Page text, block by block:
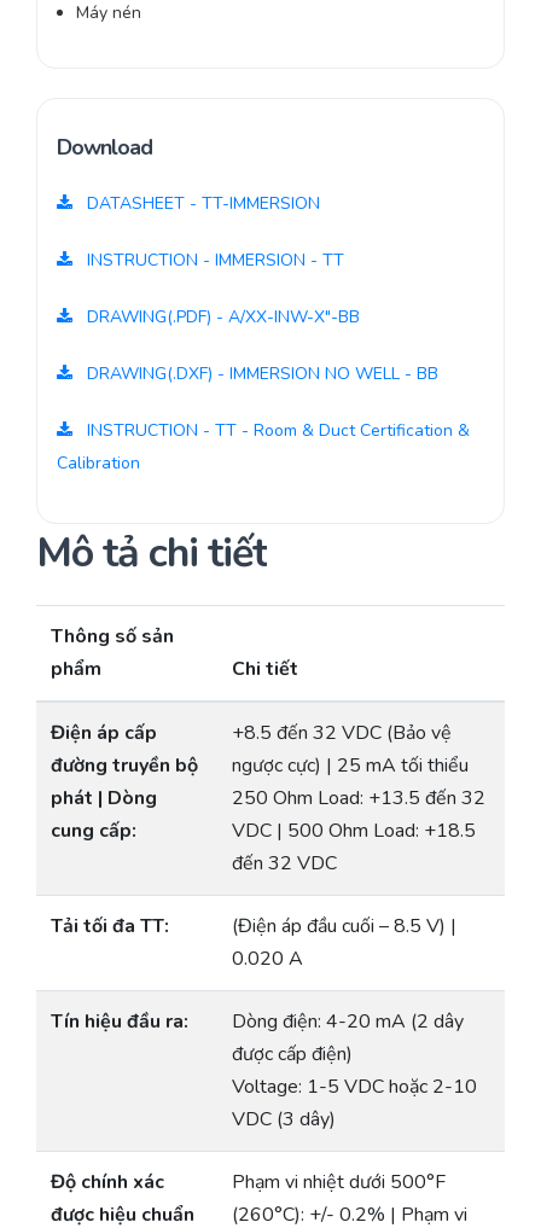
Máy nén
Download
DATASHEET - TT-IMMERSION
INSTRUCTION - IMMERSION - TT
DRAWING(.PDF) - A/XX-INW-X"-BB
DRAWING(.DXF) - IMMERSION NO WELL - BB
INSTRUCTION - TT - Room & Duct Certification &
Calibration
Mô tả chi tiết
Thông số sản
phẩm
Chi tiết
Điện áp cấp
đường truyền bộ
phát | Dòng
cung cấp:
+8.5 đến 32 VDC (Bảo vệ
ngược cực) | 25 mA tối thiểu
250 Ohm Load: +13.5 đến 32
VDC | 500 Ohm Load: +18.5
đến 32 VDC
Tải tối đa TT:
(Điện áp đầu cuối – 8.5 V) |
0.020 A
Tín hiệu đầu ra:
Dòng điện: 4-20 mA (2 dây
được cấp điện)
Voltage: 1-5 VDC hoặc 2-10
VDC (3 dây)
Độ chính xác
được hiệu chuẩn
Phạm vi nhiệt dưới 500°F
(260°C): +/- 0.2% | Phạm vi